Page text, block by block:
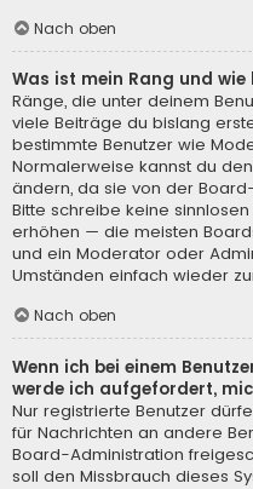
Nach oben
Was ist mein Rang und
Ränge, die unter deinem
viele Beiträge du bislang
bestimmte Benutzer wie
Normalerweise kannst du
ändern, da sie von der
Bitte schreibe keine
erhöhen — die meisten
und ein Moderator oder
Umständen einfach wieder
Nach oben
Wenn ich bei einem
werde ich aufgefordert,
Nur registrierte Benutzer
für Nachrichten an andere
Board-Administration
soll den Missbrauch dieses